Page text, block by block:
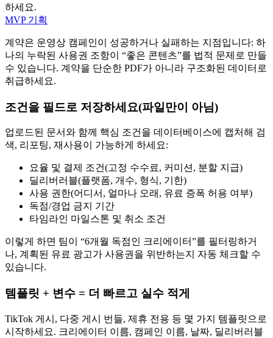
하세요.
MVP 기획
계약은 운영상 캠페인이 성공하거나 실패하는 지점입니다: 하
나의 누락된 사용권 조항이 “좋은 콘텐츠”를 법적 문제로 만들
수 있습니다. 계약을 단순한 PDF가 아니라 구조화된 데이터로
취급하세요.
조건을 필드로 저장하세요(파일만이 아님)
업로드된 문서와 함께 핵심 조건을 데이터베이스에 캡처해 검
색, 리포팅, 재사용이 가능하게 하세요:
요율 및 결제 조건(고정 수수료, 커미션, 분할 지급)
딜리버러블(플랫폼, 개수, 형식, 기한)
사용 권한(어디서, 얼마나 오래, 유료 증폭 허용 여부)
독점/경업 금지 기간
타임라인 마일스톤 및 취소 조건
이렇게 하면 팀이 “6개월 독점인 크리에이터”를 필터링하거
나, 계획된 유료 광고가 사용권을 위반하는지 자동 체크할 수
있습니다.
템플릿 + 변수 = 더 빠르고 실수 적게
TikTok 게시, 다중 게시 번들, 제휴 전용 등 몇 가지 템플릿으로
시작하세요. 크리에이터 이름, 캠페인 이름, 날짜, 딜리버러블